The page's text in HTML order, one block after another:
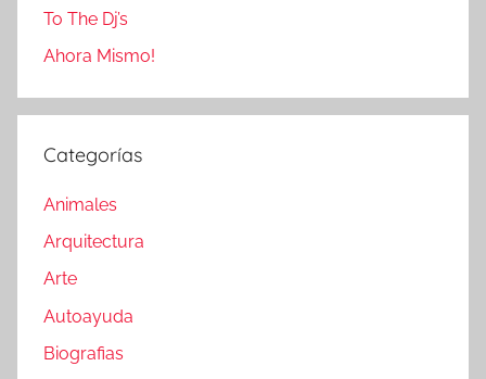
To The Dj’s
Ahora Mismo!
Categorías
Animales
Arquitectura
Arte
Autoayuda
Biografias